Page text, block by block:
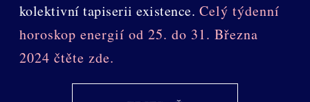
kolektivní tapiserii existence. Celý týdenní
horoskop energií od 25. do 31. Března
2024 čtěte zde.